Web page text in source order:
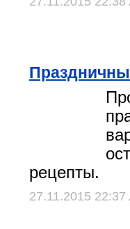
рецепты.
27.11.2015 22:37